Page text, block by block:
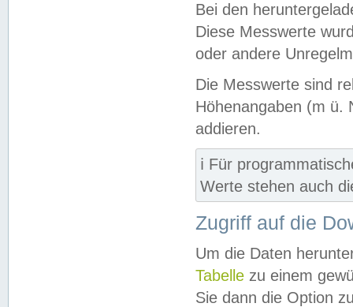
Bei den
Diese Messwerte
oder andere
Die Messwerte sind
Höhenangaben (m ü.
addieren.
ℹ️ Für
Werte stehen auch
Zugriff auf die
Um die Daten
Tabelle zu einem
Sie dann die Option